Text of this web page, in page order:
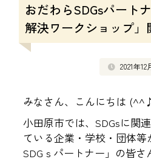
おだわらSDGsパート
解決ワークショップ」
2021年12
みなさん、こんにちは
小田原市では、SDGsに関
ている企業・学校・団体
SDGｓパートナー」の皆